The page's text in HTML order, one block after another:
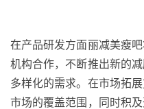
在产品研发方面丽减美瘦
机构合作，不断推出新的
多样化的需求。在市场拓
市场的覆盖范围，同时积及